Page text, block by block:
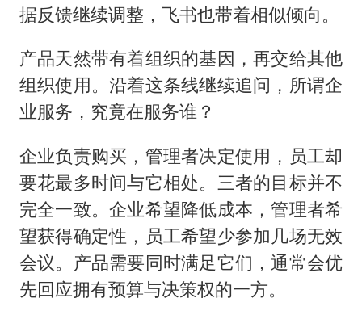
据反馈继续调整，飞书也带着相似倾向。
产品天然带有着组织的基因，再交给其他
组织使用。沿着这条线继续追问，所谓企
业服务，究竟在服务谁？
企业负责购买，管理者决定使用，员工却
要花最多时间与它相处。三者的目标并不
完全一致。企业希望降低成本，管理者希
望获得确定性，员工希望少参加几场无效
会议。产品需要同时满足它们，通常会优
先回应拥有预算与决策权的一方。